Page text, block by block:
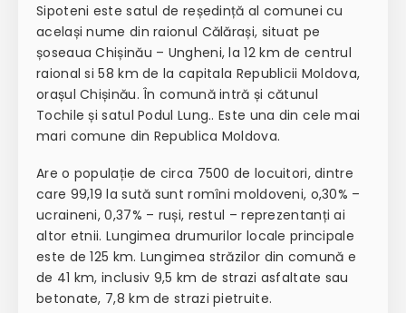
Sipoteni este satul de reședință al comunei cu
același nume din raionul Călărași, situat pe
șoseaua Chișinău – Ungheni, la 12 km de centrul
raional si 58 km de la capitala Republicii Moldova,
orașul Chișinău. În comună intră și cătunul
Tochile și satul Podul Lung.. Este una din cele mai
mari comune din Republica Moldova.
Are o populație de circa 7500 de locuitori, dintre
care 99,19 la sută sunt romîni moldoveni, o,30% –
ucraineni, 0,37% – ruși, restul – reprezentanți ai
altor etnii. Lungimea drumurilor locale principale
este de 125 km. Lungimea străzilor din comună e
de 41 km, inclusiv 9,5 km de strazi asfaltate sau
betonate, 7,8 km de strazi pietruite.